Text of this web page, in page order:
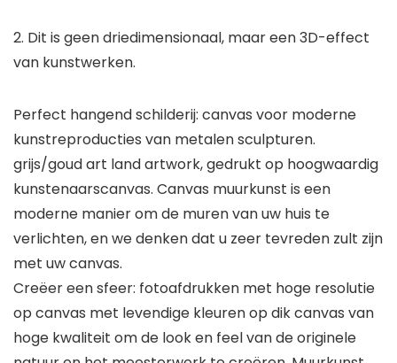
2. Dit is geen driedimensionaal, maar een 3D-effect
van kunstwerken.
Perfect hangend schilderij: canvas voor moderne
kunstreproducties van metalen sculpturen.
grijs/goud art land artwork, gedrukt op hoogwaardig
kunstenaarscanvas. Canvas muurkunst is een
moderne manier om de muren van uw huis te
verlichten, en we denken dat u zeer tevreden zult zijn
met uw canvas.
Creëer een sfeer: fotoafdrukken met hoge resolutie
op canvas met levendige kleuren op dik canvas van
hoge kwaliteit om de look en feel van de originele